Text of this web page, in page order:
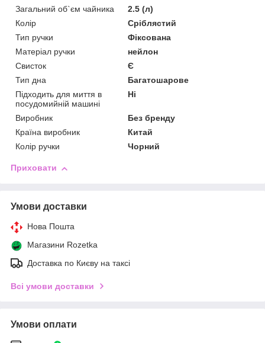
Загальний об`єм чайника
2.5 (л)
Колір
Сріблястий
Тип ручки
Фіксована
Матеріал ручки
нейлон
Свисток
Є
Тип дна
Багатошарове
Підходить для миття в
посудомийній машині
Ні
Виробник
Без бренду
Країна виробник
Китай
Колір ручки
Чорний
Приховати
Умови доставки
Нова Пошта
Магазини Rozetka
Доставка по Києву на таксі
Всі умови доставки
Умови оплати